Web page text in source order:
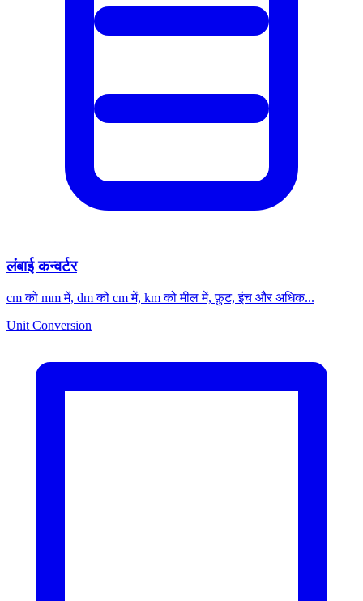
लंबाई कन्वर्टर
cm को mm में, dm को cm में, km को मील में, फ़ुट, इंच और अधिक...
Unit Conversion